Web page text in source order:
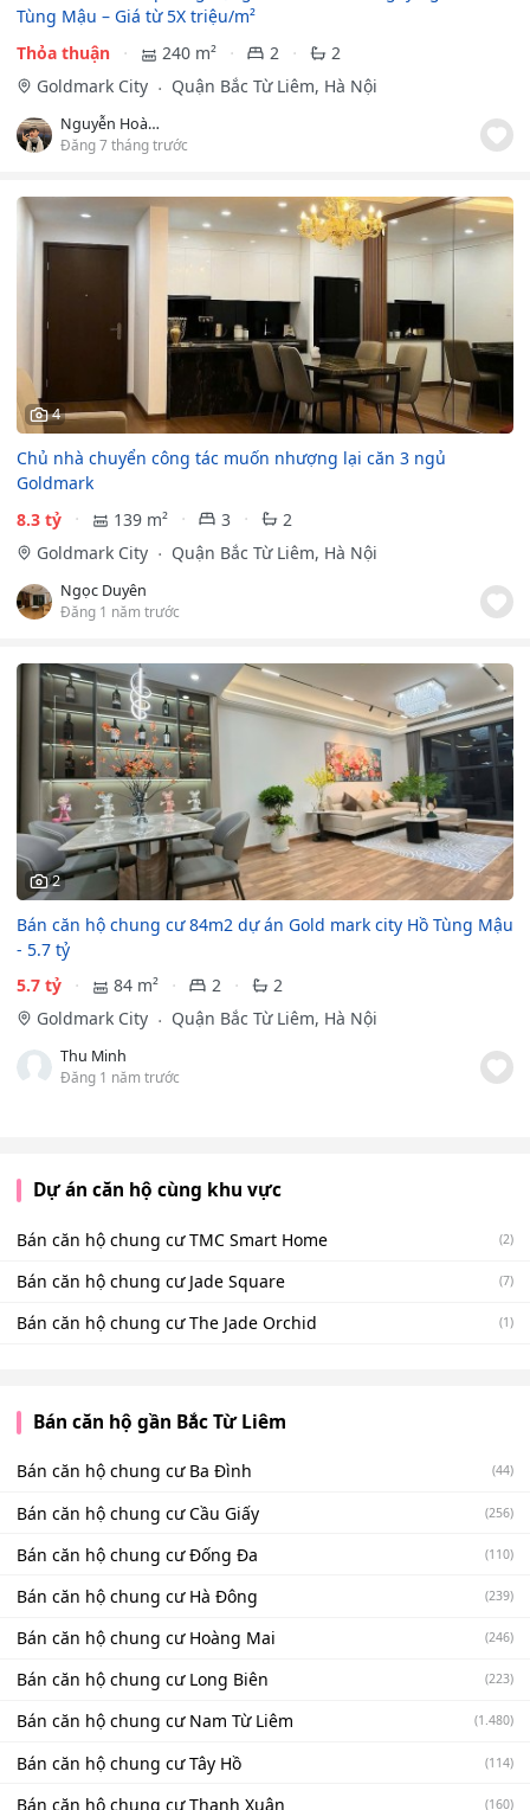
Tùng Mậu – Giá từ 5X triệu/m²
Thỏa thuận
240 m² 2
2
Goldmark City
Quận Bắc Từ Liêm, Hà Nội
Nguyễn Hoàng Sơn
Đăng 7 tháng trước
4
Chủ nhà chuyển công tác muốn nhượng lại căn 3 ngủ
Goldmark
8.3 tỷ
139 m² 3
2
Goldmark City
Quận Bắc Từ Liêm, Hà Nội
Ngọc Duyên
Đăng 1 năm trước
2
Bán căn hộ chung cư 84m2 dự án Gold mark city Hồ Tùng Mậu
- 5.7 tỷ
5.7 tỷ
84 m² 2
2
Goldmark City
Quận Bắc Từ Liêm, Hà Nội
Thu Minh
Đăng 1 năm trước
Dự án căn hộ cùng khu vực
Bán căn hộ chung cư TMC Smart Home (2)
Bán căn hộ chung cư Jade Square (7)
Bán căn hộ chung cư The Jade Orchid (1)
Bán căn hộ gần Bắc Từ Liêm
Bán căn hộ chung cư Ba Đình (44)
Bán căn hộ chung cư Cầu Giấy (256)
Bán căn hộ chung cư Đống Đa (110)
Bán căn hộ chung cư Hà Đông (239)
Bán căn hộ chung cư Hoàng Mai (246)
Bán căn hộ chung cư Long Biên (223)
Bán căn hộ chung cư Nam Từ Liêm (1.480)
Bán căn hộ chung cư Tây Hồ (114)
Bán căn hộ chung cư Thanh Xuân (160)